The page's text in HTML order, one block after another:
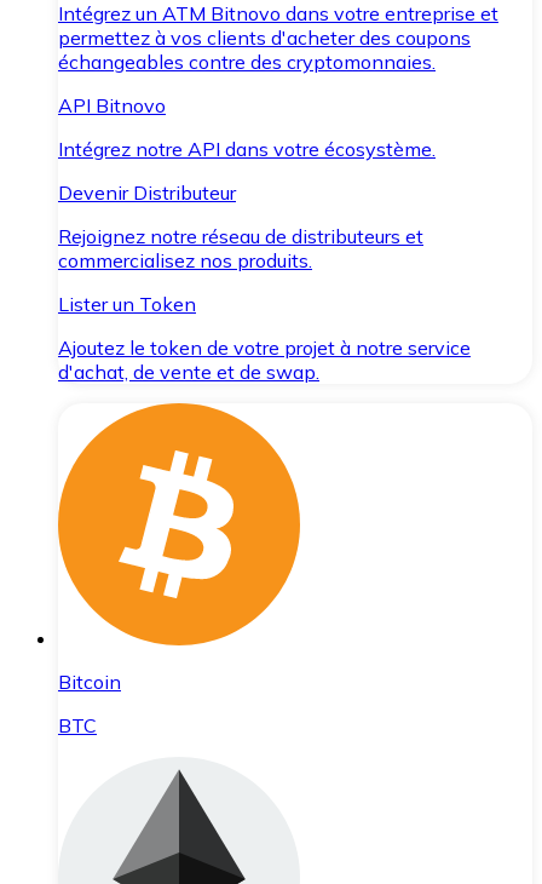
Intégrez un ATM Bitnovo dans votre entreprise et
permettez à vos clients d'acheter des coupons
échangeables contre des cryptomonnaies.
API Bitnovo
Intégrez notre API dans votre écosystème.
Devenir Distributeur
Rejoignez notre réseau de distributeurs et
commercialisez nos produits.
Lister un Token
Ajoutez le token de votre projet à notre service
d'achat, de vente et de swap.
Bitcoin
BTC